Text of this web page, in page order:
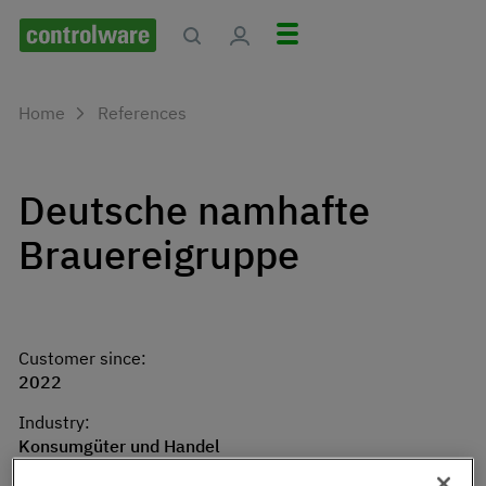
Home References
Deutsche namhafte
Brauereigruppe
Customer since:
2022
Industry:
Konsumgüter und Handel